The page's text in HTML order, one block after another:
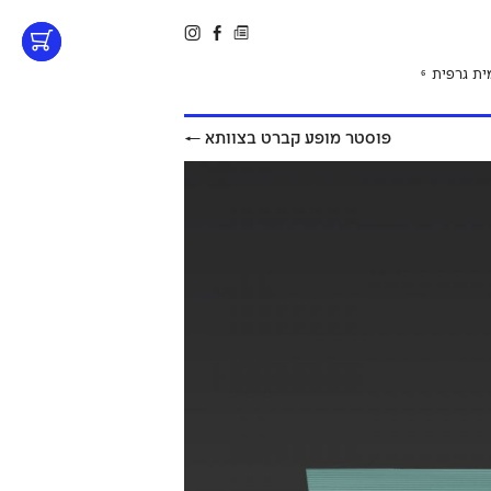
גרפית 6
פוסטר מופע קברט בצוותא ←